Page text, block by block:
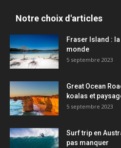
Notre choix d'articles
Fraser Island :
monde
5 septembre 2023
Great Ocean
koalas et
5 septembre 2023
Surf trip en
pas manquer